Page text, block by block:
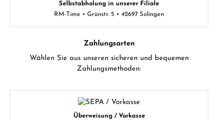
Selbstabholung in unserer Filiale
RM-Time • Grünstr. 5 • 42697 Solingen
Zahlungsarten
Wählen Sie aus unseren sicheren und bequemen
Zahlungsmethoden:
Überweisung / Vorkasse